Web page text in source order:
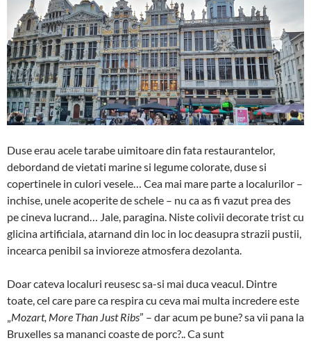
Duse erau acele tarabe uimitoare din fata restaurantelor,
debordand de vietati marine si legume colorate, duse si
copertinele in culori vesele… Cea mai mare parte a localurilor –
inchise, unele acoperite de schele – nu ca as fi vazut prea des
pe cineva lucrand… Jale, paragina. Niste colivii decorate trist cu
glicina artificiala, atarnand din loc in loc deasupra strazii pustii,
incearca penibil sa invioreze atmosfera dezolanta.
Doar cateva localuri reusesc sa-si mai duca veacul. Dintre
toate, cel care pare ca respira cu ceva mai multa incredere este
„Mozart, More Than Just Ribs” – dar acum pe bune? sa vii pana la
Bruxelles sa mananci coaste de porc?.. Ca sunt